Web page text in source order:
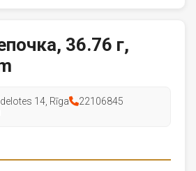
36.76 г,
14, Rīga
22106845